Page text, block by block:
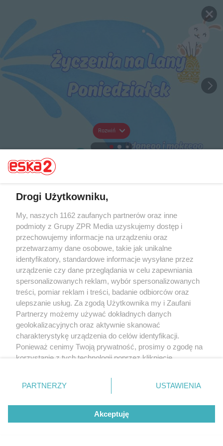
Rozwiń
Drogi Użytkowniku,
My, naszych 1162 zaufanych partnerów oraz inne
podmioty z Grupy ZPR Media uzyskujemy dostęp i
przechowujemy informacje na urządzeniu oraz
przetwarzamy dane osobowe, takie jak unikalne
identyfikatory, standardowe informacje wysyłane przez
urządzenie czy dane przeglądania w celu zapewniania
spersonalizowanych reklam, wybór spersonalizowanych
treści, pomiar reklam i treści, badanie odbiorców oraz
ulepszanie usług. Za zgodą Użytkownika my i Zaufani
Partnerzy możemy używać dokładnych danych
geolokalizacyjnych oraz aktywnie skanować
charakterystykę urządzenia do celów identyfikacji.
Ponieważ cenimy Twoją prywatność, prosimy o zgodę na
korzystanie z tych technologii poprzez kliknięcie
zmienić/wycofać klikając przycisk ustawień prywatności
znajdujący się w lewym dolnym rogu strony
rodzaje przetwarzania danych nie wymagają zgody
użytkownika, ale masz prawo sprzeciwić się takiemu
przetwarzaniu. Preferencje będą miały zastosowanie tylko
PARTNERZY USTAWIENIA
Akceptuję